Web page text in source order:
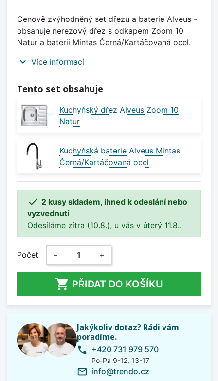
Cenově zvýhodněný set dřezu a baterie Alveus -
obsahuje nerezový dřez s odkapem Zoom 10
Natur a baterii Mintas Černá/Kartáčovaná ocel.
expand_more Více informací
Tento set obsahuje
Kuchyňský dřez Alveus Zoom 10
Natur
Kuchyňská baterie Alveus Mintas
Černá/Kartáčovaná ocel
 2 kusy skladem, ihned k odeslání nebo
vyzvednutí
Odesíláme zítra (10.8.), u vás v úterý 11.8..
Počet − +
 PŘIDAT DO KOŠÍKU
Jakýkoliv dotaz? Rádi vám
poradíme.
phone +420 731 979 570
Po-Pá 9-12, 13-17
mail_outline info@trendo.cz